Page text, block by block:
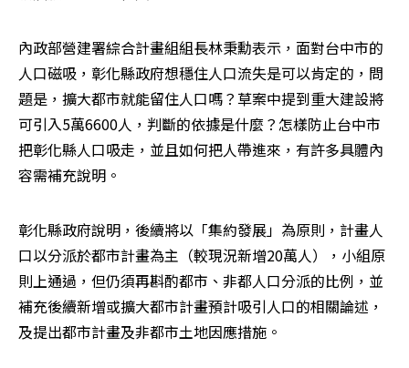
內政部營建署綜合計畫組組長林秉勳表示，面對台中市的
人口磁吸，彰化縣政府想穩住人口流失是可以肯定的，問
題是，擴大都市就能留住人口嗎？草案中提到重大建設將
可引入5萬6600人，判斷的依據是什麼？怎樣防止台中市
把彰化縣人口吸走，並且如何把人帶進來，有許多具體內
容需補充說明。
彰化縣政府說明，後續將以「集約發展」為原則，計畫人
口以分派於都市計畫為主（較現況新增20萬人），小組原
則上通過，但仍須再斟酌都市、非都人口分派的比例，並
補充後續新增或擴大都市計畫預計吸引人口的相關論述，
及提出都市計畫及非都市土地因應措施。